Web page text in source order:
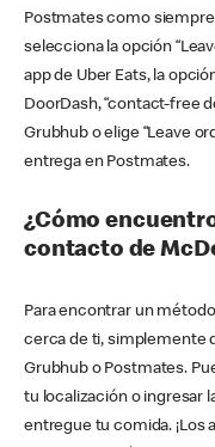
Postmates como
selecciona la opción
app de Uber Eats, la
DoorDash, “contact-free
Grubhub o elige “Leave
entrega en Postmates.
¿Cómo
contacto de
Para encontrar un
cerca de ti, simplemente
Grubhub o Postmates.
tu localización o ingresar
entregue tu comida. ¡Los